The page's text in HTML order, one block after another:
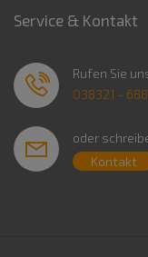
Service & Kontakt
Rufen Sie
038321 -
oder
Kontakt